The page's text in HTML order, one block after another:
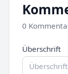
0
Überschrift